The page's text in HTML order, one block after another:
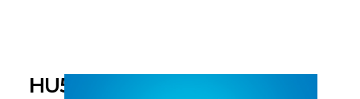
HU5673B2-1